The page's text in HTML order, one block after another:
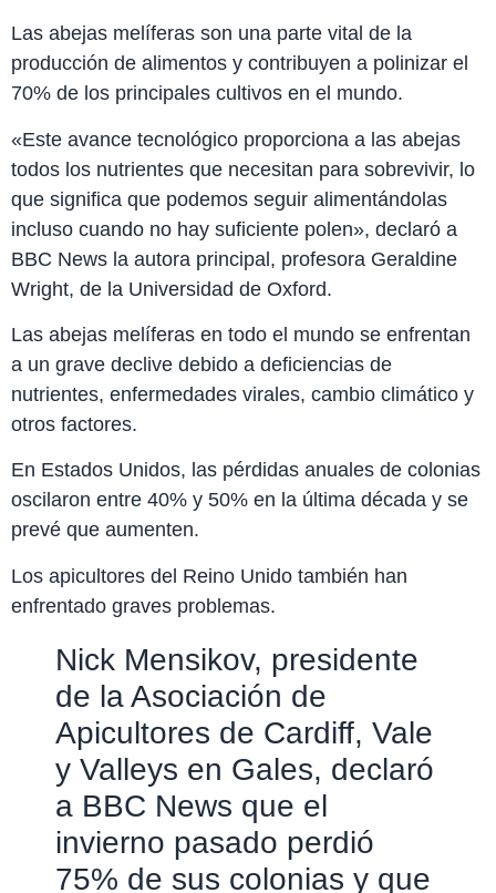
Las abejas melíferas son una parte vital de la
producción de alimentos y contribuyen a polinizar el
70% de los principales cultivos en el mundo.
«Este avance tecnológico proporciona a las abejas
todos los nutrientes que necesitan para sobrevivir, lo
que significa que podemos seguir alimentándolas
incluso cuando no hay suficiente polen», declaró a
BBC News la autora principal, profesora Geraldine
Wright, de la Universidad de Oxford.
Las abejas melíferas en todo el mundo se enfrentan
a un grave declive debido a deficiencias de
nutrientes, enfermedades virales, cambio climático y
otros factores.
En Estados Unidos, las pérdidas anuales de colonias
oscilaron entre 40% y 50% en la última década y se
prevé que aumenten.
Los apicultores del Reino Unido también han
enfrentado graves problemas.
Nick Mensikov, presidente
de la Asociación de
Apicultores de Cardiff, Vale
y Valleys en Gales, declaró
a BBC News que el
invierno pasado perdió
75% de sus colonias y que